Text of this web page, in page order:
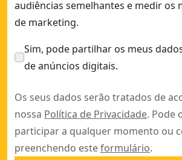
audiências semelhantes e medir os
de marketing.
Sim, pode partilhar os meus
de anúncios digitais.
Os seus dados serão tratados de
nossa Política de Privacidade. Pode
participar a qualquer momento ou
preenchendo esteformulário.